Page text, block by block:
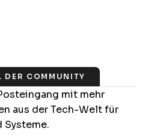
DER COMMUNITY
mit mehr
aus der Tech-Welt für
Systeme.